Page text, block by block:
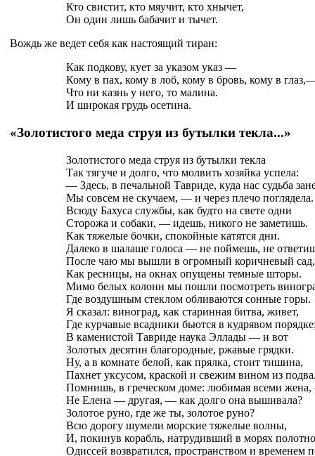
Кто свистит, кто мяучит, кто хнычет,
Он один лишь бабачит и тычет.
Вождь же ведет себя как настоящий тиран:
Как подкову, кует за указом указ —
Кому в пах, кому в лоб, кому в бровь, кому в
Что ни казнь у него, то малина.
И широкая грудь осетина.
«Золотистого меда струя из бутылки текла...»
Золотистого меда струя из бутылки текла
Так тягуче и долго, что молвить хозяйка успела:
— Здесь, в печальной Тавриде, куда нас судьба
Мы совсем не скучаем, — и через плечо поглядела.
Всюду Бахуса службы, как будто на свете одни
Сторожа и собаки, — идешь, никого не заметишь.
Как тяжелые бочки, спокойные катятся дни.
Далеко в шалаше голоса — не поймешь, не
После чаю мы вышли в огромный коричневый сад,
Как ресницы, на окнах опущены темные шторы.
Мимо белых колонн мы пошли посмотреть
Где воздушным стеклом обливаются сонные горы.
Я сказал: виноград, как старинная битва, живет,
Где курчавые всадники бьются в кудрявом
В каменистой Тавриде наука Эллады — и вот
Золотых десятин благородные, ржавые грядки.
Ну, а в комнате белой, как прялка, стоит тишина,
Пахнет уксусом, краской и свежим вином из
Помнишь, в греческом доме: любимая всеми
Не Елена — другая, — как долго она вышивала?
Золотое руно, где же ты, золотое руно?
Всю дорогу шумели морские тяжелые волны,
И, покинув корабль, натрудивший в морях
Одиссей возвратился, пространством и временем